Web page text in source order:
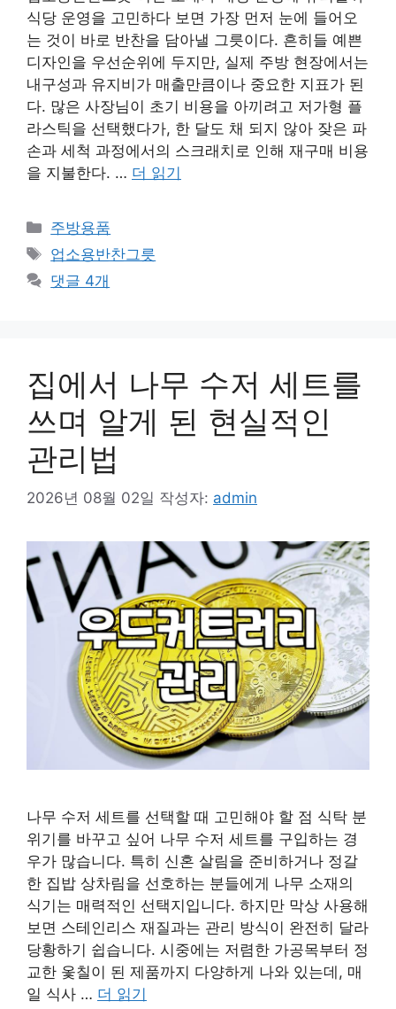
식당 운영을 고민하다 보면 가장 먼저 눈에 들어오
는 것이 바로 반찬을 담아낼 그릇이다. 흔히들 예쁜
디자인을 우선순위에 두지만, 실제 주방 현장에서는
내구성과 유지비가 매출만큼이나 중요한 지표가 된
다. 많은 사장님이 초기 비용을 아끼려고 저가형 플
라스틱을 선택했다가, 한 달도 채 되지 않아 잦은 파
손과 세척 과정에서의 스크래치로 인해 재구매 비용
을 지불한다. … 더 읽기
카
테
리
주방용품
태
그
업소용반찬그릇
댓글 4개
집에서 나무 수저 세트를
쓰며 알게 된 현실적인
관리법
2026년 08월 02일 작성자: admin
나무 수저 세트를 선택할 때 고민해야 할 점 식탁 분
위기를 바꾸고 싶어 나무 수저 세트를 구입하는 경
우가 많습니다. 특히 신혼 살림을 준비하거나 정갈
한 집밥 상차림을 선호하는 분들에게 나무 소재의
식기는 매력적인 선택지입니다. 하지만 막상 사용해
보면 스테인리스 재질과는 관리 방식이 완전히 달라
당황하기 쉽습니다. 시중에는 저렴한 가공목부터 정
교한 옻칠이 된 제품까지 다양하게 나와 있는데, 매
일 식사 … 더 읽기